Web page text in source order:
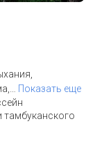
Показать еще
тамбуканского